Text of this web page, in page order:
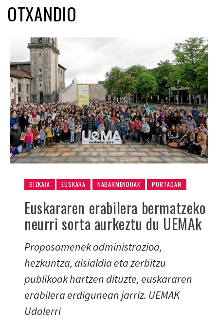
OTXANDIO
BIZKAIA EUSKARA NABARMENDUAK PORTADAN
Euskararen erabilera bermatzeko
neurri sorta aurkeztu du UEMAk
Proposamenek administrazioa,
hezkuntza, aisialdia eta zerbitzu
publikoak hartzen dituzte, euskararen
erabilera erdigunean jarriz. UEMAK
Udalerri